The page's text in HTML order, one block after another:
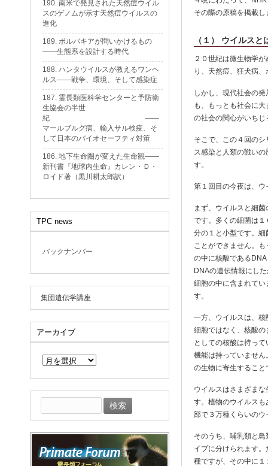
その際の原稿を掲載し
（１） ウイルスと
２０世紀は微生物学
り、天然痘、狂犬病
しかし、現代社会の
も、もっとも社会に
の社会の関心がいち
そこで、この４回の
ス感染と人類の戦い
す。
第１回目の今夜は、
まず、ウイルスと細
です。多くの細菌は
分の１と小型です。
ことができません。
の中に核酸である
DNAの遺伝情報にし
細胞の中に含まれて
す。
一方、ウイルスは、
細胞ではなく、核酸
としての核酸は持っ
機能は持っていませ
の生物に寄生するこ
ウイルスはさまざま
す。植物のウイルス
部で３万種くらいの
そのうち、哺乳類と
イプに分けられます
種ですが、その中に
190. 南米で発見された天然痘ウイル
スのゲノムが示す天然痘ウイルスの
進化
189. ボルバキアが問いかけるもの
——生態系を設計する時代
188. ハンタウイルスが教えるワンヘ
ルス——戦争、環境、そして感染症
187. 霊長類医科学センターと予防衛
生協会の半世
紀 ——
マールブルグ病、輸入サル検疫、そ
して日本のバイオセーフティ対策
186. 地下生命圏が変えた生命観——
新刊書『地球内生命』カレン・Ｄ・
ロイド著（黒川耕太郎訳）
TPC news
バックナンバー
集団遺伝学講座
アーカイブ
イ
ブ
索: